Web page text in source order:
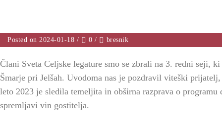
Posted on 2024-01-18 / 0 / bresnik
Člani Sveta Celjske legature smo se zbrali na 3. redni seji,
Šmarje pri Jelšah. Uvodoma nas je pozdravil viteški
leto 2023 je sledila temeljita in obširna razprava o
spremljavi vin gostitelja.